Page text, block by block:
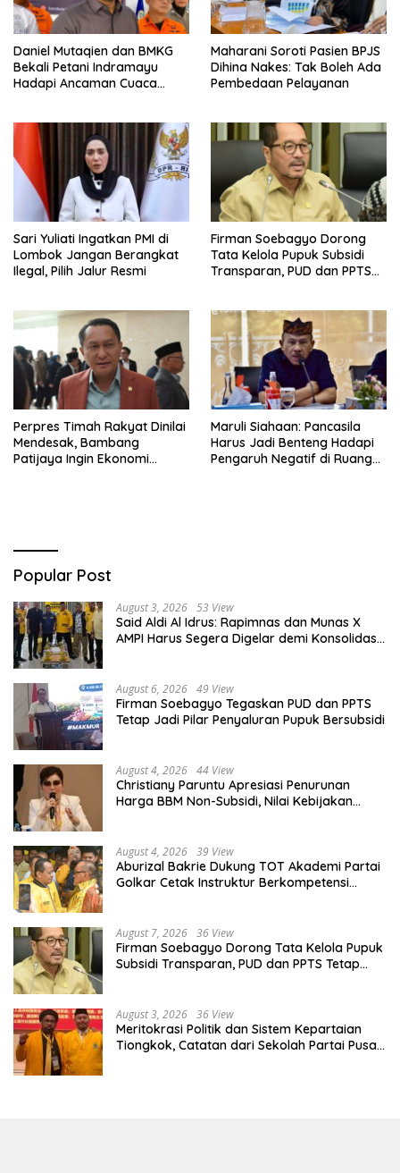
Daniel Mutaqien dan BMKG
Bekali Petani Indramayu
Hadapi Ancaman Cuaca
Maharani Soroti Pasien BPJS
Dihina Nakes: Tak Boleh Ada
Pembedaan Pelayanan
Sari Yuliati Ingatkan PMI di
Lombok Jangan Berangkat
Ilegal, Pilih Jalur Resmi
Firman Soebagyo Dorong
Tata Kelola Pupuk Subsidi
Transparan, PUD dan PPTS
Perpres Timah Rakyat Dinilai
Mendesak, Bambang
Patijaya Ingin Ekonomi
Maruli Siahaan: Pancasila
Harus Jadi Benteng Hadapi
Pengaruh Negatif di Ruang
Popular Post
August 3, 2026 53 View
Said Aldi Al Idrus: Rapimnas dan Munas X
AMPI Harus Segera Digelar demi Konsolidasi
August 6, 2026 49 View
Firman Soebagyo Tegaskan PUD dan PPTS
Tetap Jadi Pilar Penyaluran Pupuk Bersubsidi
August 4, 2026 44 View
Christiany Paruntu Apresiasi Penurunan
Harga BBM Non-Subsidi, Nilai Kebijakan
August 4, 2026 39 View
Aburizal Bakrie Dukung TOT Akademi Partai
Golkar Cetak Instruktur Berkompetensi
August 7, 2026 36 View
Firman Soebagyo Dorong Tata Kelola Pupuk
Subsidi Transparan, PUD dan PPTS Tetap
August 3, 2026 36 View
Meritokrasi Politik dan Sistem Kepartaian
Tiongkok, Catatan dari Sekolah Partai Pusat